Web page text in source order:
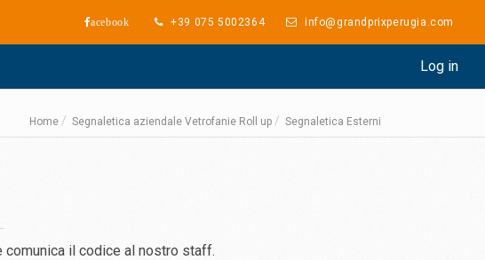
acebook +39 075 5002364 info@grandprixperugia.com
Log in
Home Segnaletica aziendale Vetrofanie Roll up Segnaletica Esterni
il codice al nostro staff.